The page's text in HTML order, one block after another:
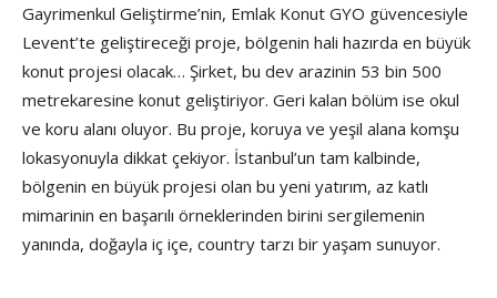
Gayrimenkul Geliştirme’nin, Emlak Konut GYO güvencesiyle
Levent’te geliştireceği proje, bölgenin hali hazırda en büyük
konut projesi olacak… Şirket, bu dev arazinin 53 bin 500
metrekaresine konut geliştiriyor. Geri kalan bölüm ise okul
ve koru alanı oluyor. Bu proje, koruya ve yeşil alana komşu
lokasyonuyla dikkat çekiyor. İstanbul’un tam kalbinde,
bölgenin en büyük projesi olan bu yeni yatırım, az katlı
mimarinin en başarılı örneklerinden birini sergilemenin
yanında, doğayla iç içe, country tarzı bir yaşam sunuyor.